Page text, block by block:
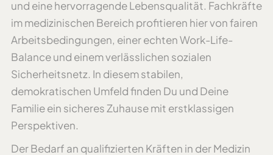
und eine hervorragende Lebensqualität. Fachkräfte
im medizinischen Bereich profitieren hier von fairen
Arbeitsbedingungen, einer echten Work-Life-
Balance und einem verlässlichen sozialen
Sicherheitsnetz. In diesem stabilen,
demokratischen Umfeld finden Du und Deine
Familie ein sicheres Zuhause mit erstklassigen
Perspektiven.
Der Bedarf an qualifizierten Kräften in der Medizin